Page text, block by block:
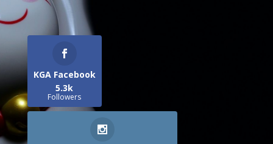
KGA Facebook
5.3k
Followers